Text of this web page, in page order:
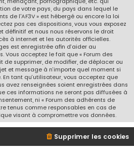
de votre pays, du pays dans lequel le
de l'AF3V » est hébergé ou encore la loi
pas ces dispositions, vous vous exposez
définitif et nous nous réservons le droit
à internet et les autorités officielles.
est enregistrée afin d’aider au
Vous acceptez le fait que « Forum des
de supprimer, de modifier, de déplacer ou
et message à n’importe quel moment si
tant qu’utilisateur, vous acceptez que
avez renseignées soient enregistrées dans
ces informations ne seront pas diffusées à
ni « Forum des adhérents de
tenus comme responsables en cas de
visant à compromettre vos données.
Supprimer les cookies